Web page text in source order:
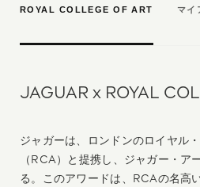
ROYAL COLLEGE OF ART マイ
JAGUAR x ROYAL
ジャガーは、ロンドンのロイヤル
（RCA）と提携し、ジャガー・ア
る。このアワードは、RCAの名高